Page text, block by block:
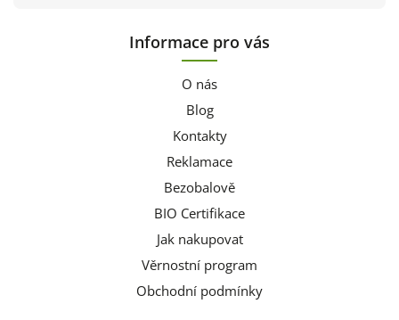
Informace pro vás
O nás
Blog
Kontakty
Reklamace
Bezobalově
BIO Certifikace
Jak nakupovat
Věrnostní program
Obchodní podmínky